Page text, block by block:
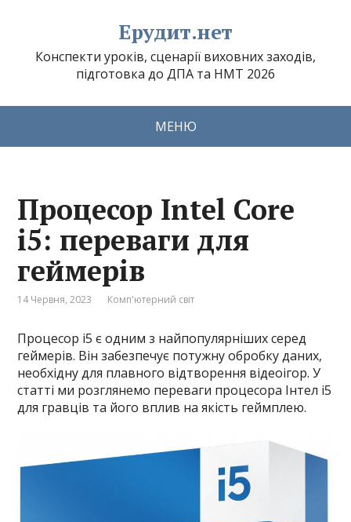
Ерудит.нет
Конспекти уроків, сценарії виховних заходів,
підготовка до ДПА та НМТ 2026
МЕНЮ
Процесор Intel Core
i5: переваги для
геймерів
14 Червня, 2023 Комп'ютерний світ
Процесор і5 є одним з найпопулярніших серед
геймерів. Він забезпечує потужну обробку даних,
необхідну для плавного відтворення відеоігор. У
статті ми розглянемо переваги процесора Інтел і5
для гравців та його вплив на якість геймплею.